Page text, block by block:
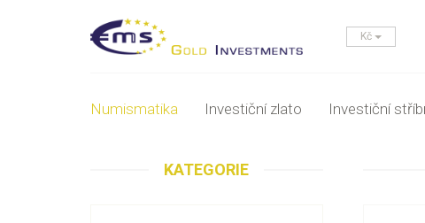
Kč
Numismatika Investiční zlato Investiční
KATEGORIE